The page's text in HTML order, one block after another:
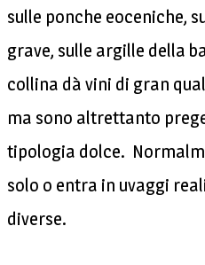
sulle ponche eoceniche,
grave, sulle argille della
collina dà vini di gran
ma sono altrettanto
tipologia dolce.
solo o entra in uvaggi
diverse.